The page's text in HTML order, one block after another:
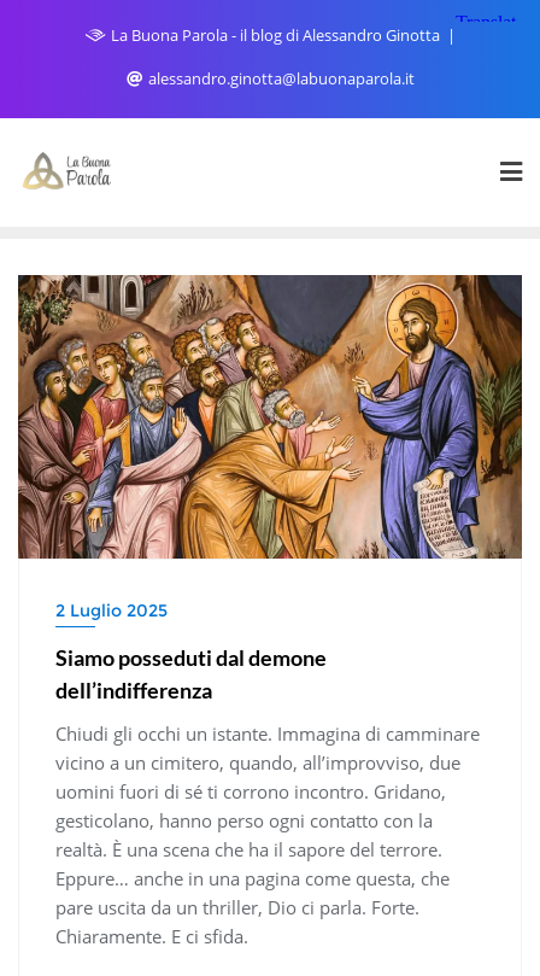
La Buona Parola - il blog di Alessandro Ginotta
alessandro.ginotta@labuonaparola.it
2 Luglio 2025
Siamo posseduti dal demone
dell’indifferenza
Chiudi gli occhi un istante. Immagina di camminare
vicino a un cimitero, quando, all’improvviso, due
uomini fuori di sé ti corrono incontro. Gridano,
gesticolano, hanno perso ogni contatto con la
realtà. È una scena che ha il sapore del terrore.
Eppure… anche in una pagina come questa, che
pare uscita da un thriller, Dio ci parla. Forte.
Chiaramente. E ci sfida.